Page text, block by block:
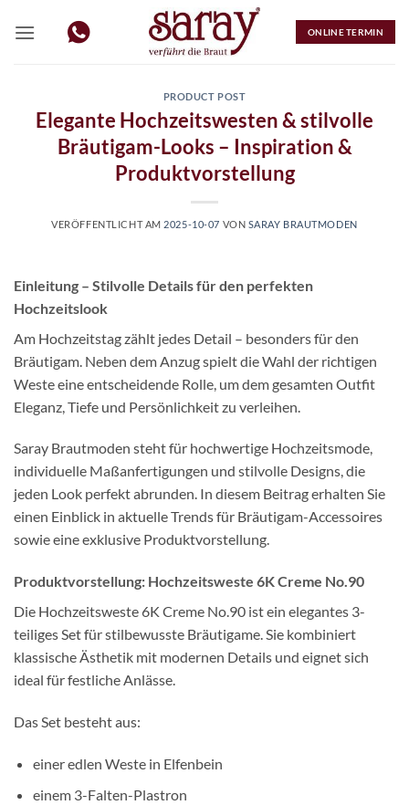
Inhalt
ONLINE TERMIN
PRODUCT POST
Elegante Hochzeitswesten & stilvolle
Bräutigam-Looks – Inspiration &
Produktvorstellung
VERÖFFENTLICHT AM 2025-10-07 VON SARAY BRAUTMODEN
Einleitung – Stilvolle Details für den perfekten
Hochzeitslook
Am Hochzeitstag zählt jedes Detail – besonders für den
Bräutigam. Neben dem Anzug spielt die Wahl der richtigen
Weste eine entscheidende Rolle, um dem gesamten Outfit
Eleganz, Tiefe und Persönlichkeit zu verleihen.
Saray Brautmoden steht für hochwertige Hochzeitsmode,
individuelle Maßanfertigungen und stilvolle Designs, die
jeden Look perfekt abrunden. In diesem Beitrag erhalten Sie
einen Einblick in aktuelle Trends für Bräutigam-Accessoires
sowie eine exklusive Produktvorstellung.
Produktvorstellung: Hochzeitsweste 6K Creme No.90
Die Hochzeitsweste 6K Creme No.90 ist ein elegantes 3-
teiliges Set für stilbewusste Bräutigame. Sie kombiniert
klassische Ästhetik mit modernen Details und eignet sich
ideal für festliche Anlässe.
Das Set besteht aus:
einer edlen Weste in Elfenbein
einem 3-Falten-Plastron